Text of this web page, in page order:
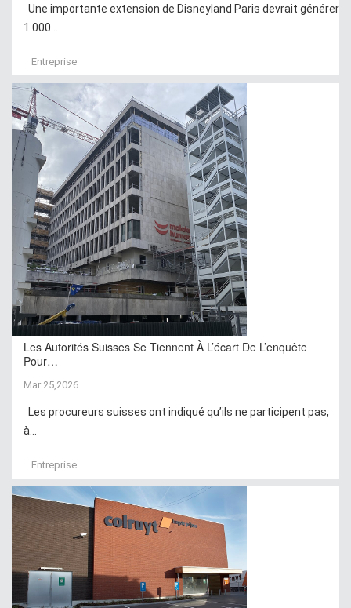
Une importante extension de Disneyland Paris devrait générer
1 000...
Entreprise
Les Autorités Suisses Se Tiennent À L’écart De L’enquête
Pour…
Mar 25,2026
Les procureurs suisses ont indiqué qu’ils ne participent pas,
à...
Entreprise